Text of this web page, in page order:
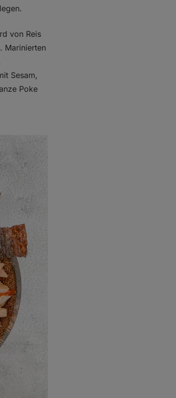
von Reis
Marinierten
Sesam,
Poke